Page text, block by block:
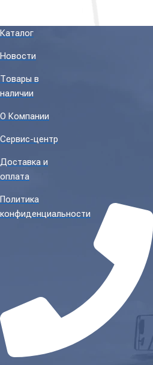
Каталог
Новости
Товары в
наличии
О Компании
Сервис-центр
Доставка и
оплата
Политика
конфиденциальности